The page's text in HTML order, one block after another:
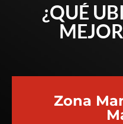
¿QUÉ
Zona